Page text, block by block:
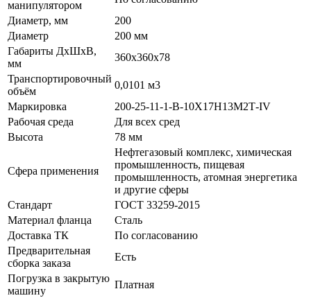
манипулятором
Диаметр, мм
200
Диаметр
200 мм
Габариты ДхШхВ,
мм
360х360х78
Транспортировочный
объём
0,0101 м3
Маркировка
200-25-11-1-В-10Х17Н13М2Т-IV
Рабочая среда
Для всех сред
Высота
78 мм
Сфера применения
Нефтегазовый комплекс, химическая
промышленность, пищевая
промышленность, атомная энергетика
и другие сферы
Стандарт
ГОСТ 33259-2015
Материал фланца
Сталь
Доставка ТК
По согласованию
Предварительная
сборка заказа
Есть
Погрузка в закрытую
машину
Платная